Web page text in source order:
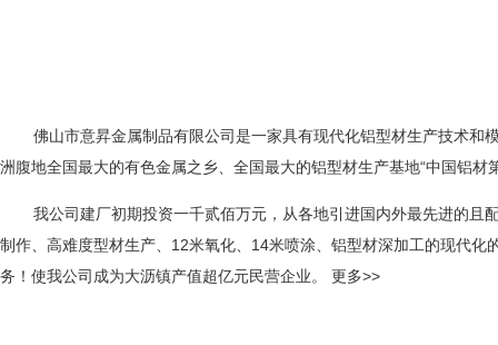
佛山市意昇金属制品有限公司是一家具有现代化铝型材生产技术
洲腹地全国最大的有色金属之乡、全国最大的铝型材生产基地“中国铝
我公司建厂初期投资一千贰佰万元，从各地引进国内外最先进的
制作、高难度型材生产、12米氧化、14米喷涂、铝型材深加工的现代
务！使我公司成为大沥镇产值超亿元民营企业。 更多>>